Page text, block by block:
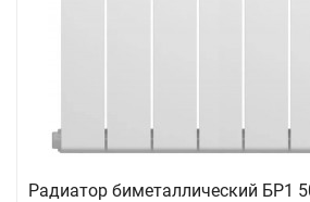
Радиатор биметаллический БР1